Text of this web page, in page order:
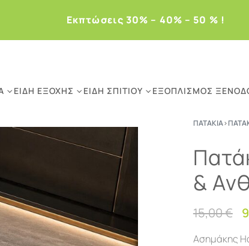
Eκπτώσεις 30% – 40% – 50 % !
ΕΊΔΗ ΕΞΟΧΉΣ ΕΊΔΗ ΣΠΙΤΙΟΎ ΕΞΟΠΛΙΣΜΌΣ
ΠΑΤΆΚΙΑ›
&
15,00€
Ασημάκης